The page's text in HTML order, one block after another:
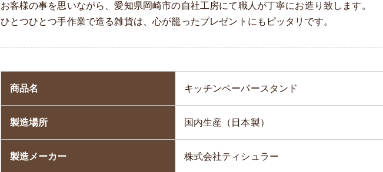
お客様の事を思いながら、愛知県岡崎市の自社工房にて職人が丁寧にお造り致します。
ひとつひとつ手作業で造る雑貨は、心が籠ったプレゼントにもピッタリです。
商品名 キッチンペーパースタンド
製造場所 国内生産（日本製）
製造メーカー 株式会社ティシュラー